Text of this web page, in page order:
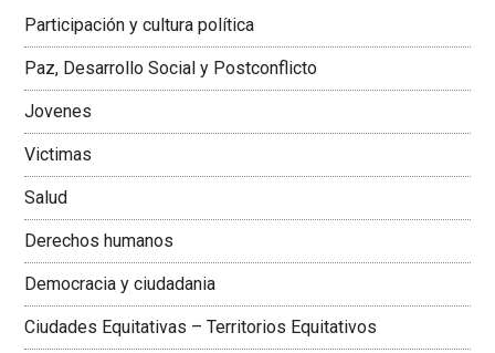
Colombiana
Participación y cultura política
Paz, Desarrollo Social y Postconflicto
Jovenes
Victimas
Salud
Derechos humanos
Democracia y ciudadania
Ciudades Equitativas – Territorios Equitativos